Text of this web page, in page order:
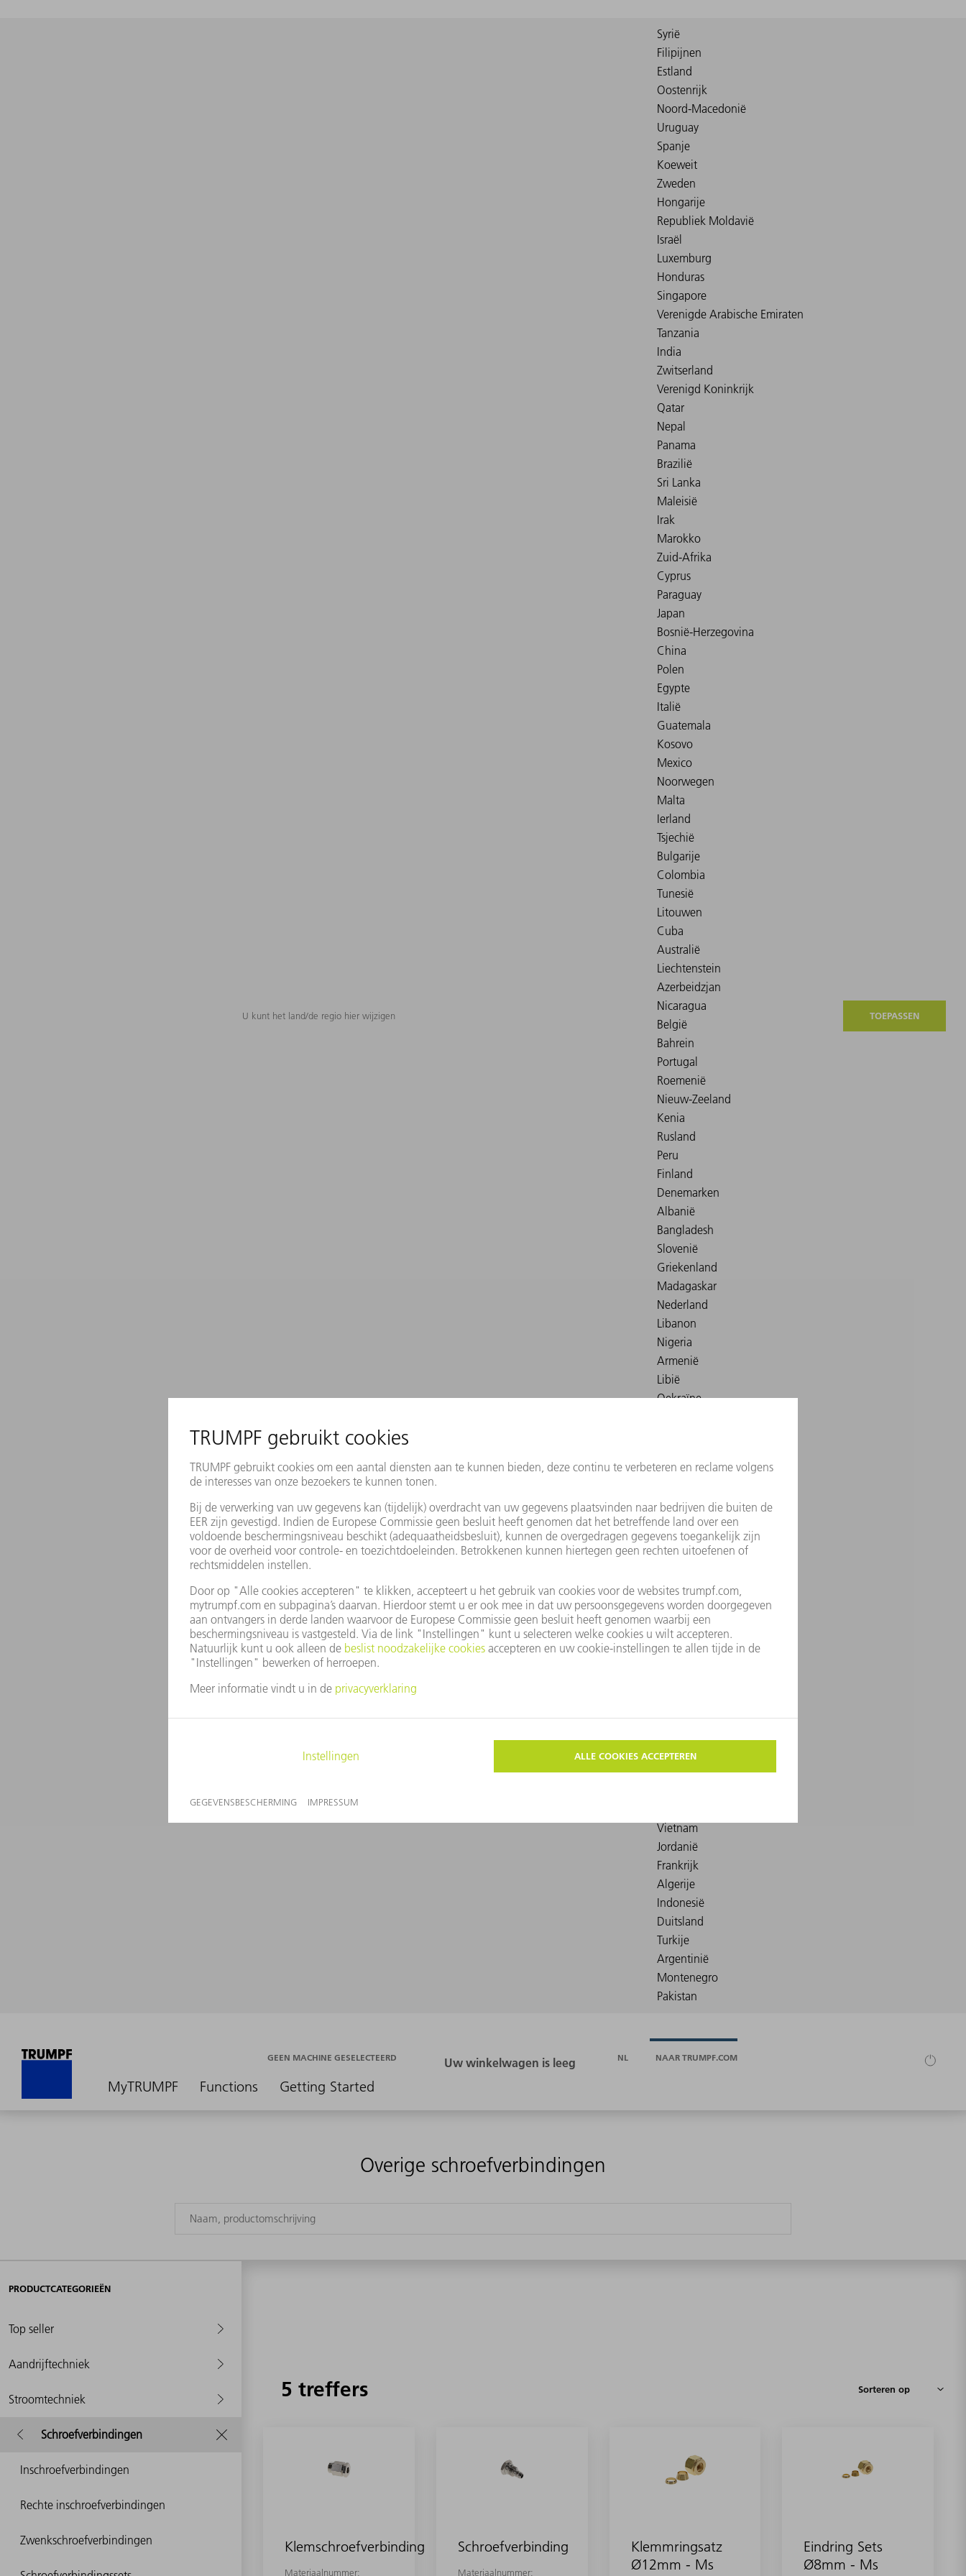
U kunt het land/de regio hier wijzigen TOEPASSEN
MyTRUMPF Functions Getting Started
GEEN MACHINE GESELECTEERD NL NAAR TRUMPF.COM
Overige schroefverbindingen
PRODUCTCATEGORIEËN
Top seller
Aandrijftechniek
Stroomtechniek
Schroefverbindingen
Inschroefverbindingen
Rechte inschroefverbindingen
Zwenkschroefverbindingen
5 treffers
Klemschroefverbinding
Materiaalnummer:
Schroefverbinding
Materiaalnummer:
Klemmringsatz
Ø12mm - Ms
Eindring Sets
Ø8mm - Ms